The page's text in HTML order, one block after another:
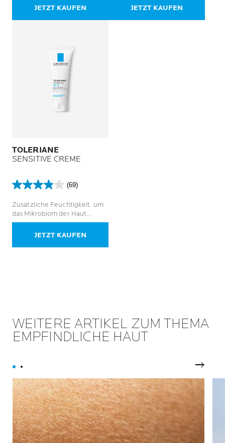
Bewertungen
JETZT KAUFEN
Bewertungen
JETZT KAUFEN
TOLERIANE
SENSITIVE CREME
(69)
3.9
5
Sternen.
Bewertungen
Zusätzliche Feuchtigkeit, um
das Mikrobiom der Haut
auszugleichen. Normale bis
empfindliche Haut.
JETZT KAUFEN
WEITERE ARTIKEL ZUM THEMA
EMPFINDLICHE HAUT